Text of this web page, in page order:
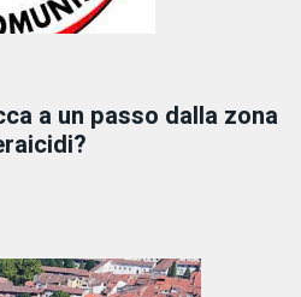
a un passo dalla zona